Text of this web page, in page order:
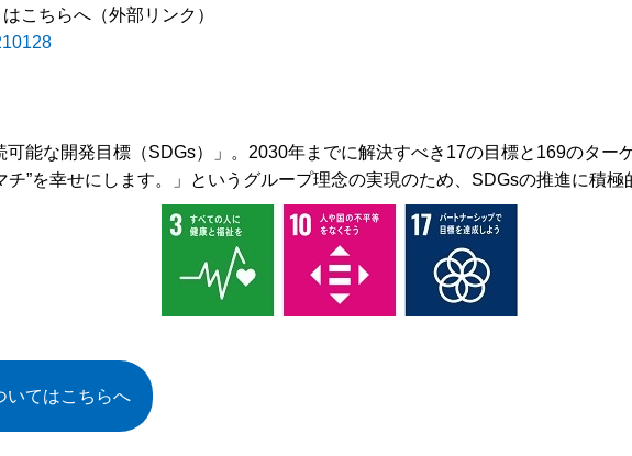
こちらへ（外部リンク）
能な開発目標（SDGs）」。2030年までに解決すべき17の目標と169のター
”を幸せにします。」というグループ理念の実現のため、SDGsの推進に積極
いてはこちらへ